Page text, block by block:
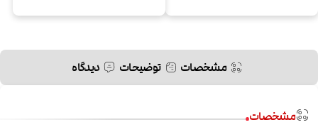
مشخصات توضیحات دیدگاه
مشخصات